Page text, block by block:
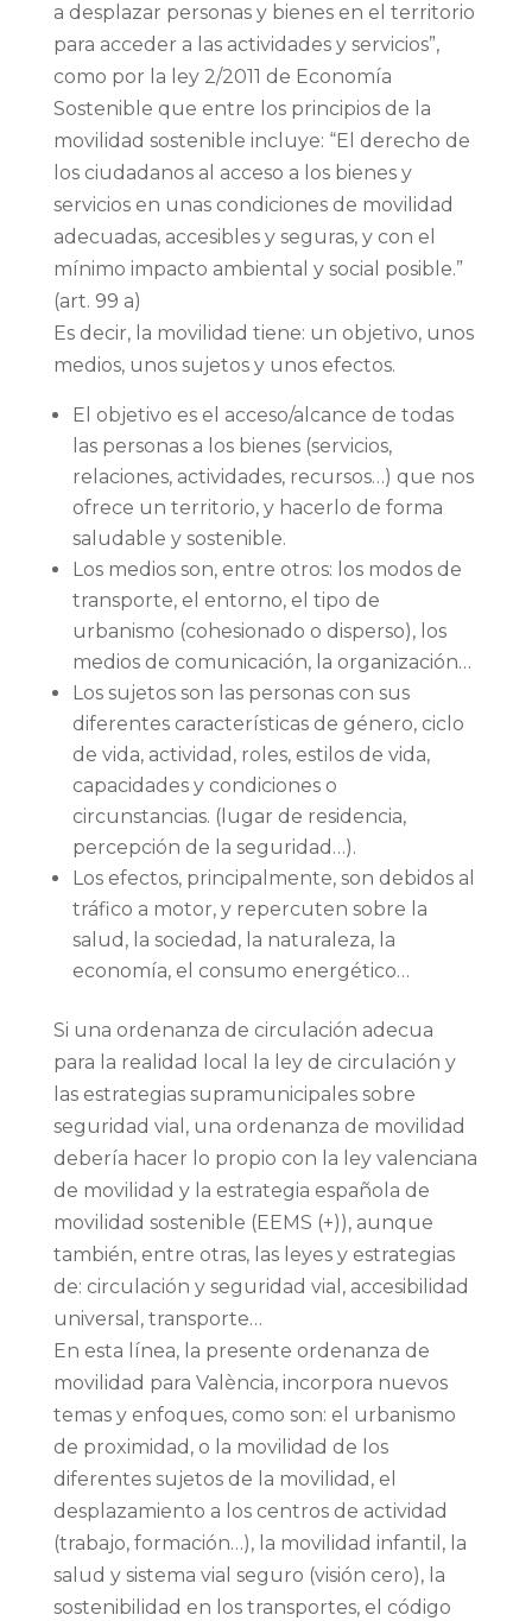
a desplazar personas y bienes en el territorio
para acceder a las actividades y servicios”,
como por la ley 2/2011 de Economía
Sostenible que entre los principios de la
movilidad sostenible incluye: “El derecho de
los ciudadanos al acceso a los bienes y
servicios en unas condiciones de movilidad
adecuadas, accesibles y seguras, y con el
mínimo impacto ambiental y social posible.”
(art. 99 a)
Es decir, la movilidad tiene: un objetivo, unos
medios, unos sujetos y unos efectos.
El objetivo es el acceso/alcance de todas
las personas a los bienes (servicios,
relaciones, actividades, recursos…) que nos
ofrece un territorio, y hacerlo de forma
saludable y sostenible.
Los medios son, entre otros: los modos de
transporte, el entorno, el tipo de
urbanismo (cohesionado o disperso), los
medios de comunicación, la organización…
Los sujetos son las personas con sus
diferentes características de género, ciclo
de vida, actividad, roles, estilos de vida,
capacidades y condiciones o
circunstancias. (lugar de residencia,
percepción de la seguridad…).
Los efectos, principalmente, son debidos al
tráfico a motor, y repercuten sobre la
salud, la sociedad, la naturaleza, la
economía, el consumo energético…
Si una ordenanza de circulación adecua
para la realidad local la ley de circulación y
las estrategias supramunicipales sobre
seguridad vial, una ordenanza de movilidad
debería hacer lo propio con la ley valenciana
de movilidad y la estrategia española de
movilidad sostenible (EEMS (+)), aunque
también, entre otras, las leyes y estrategias
de: circulación y seguridad vial, accesibilidad
universal, transporte…
En esta línea, la presente ordenanza de
movilidad para València, incorpora nuevos
temas y enfoques, como son: el urbanismo
de proximidad, o la movilidad de los
diferentes sujetos de la movilidad, el
desplazamiento a los centros de actividad
(trabajo, formación…), la movilidad infantil, la
salud y sistema vial seguro (visión cero), la
sostenibilidad en los transportes, el código